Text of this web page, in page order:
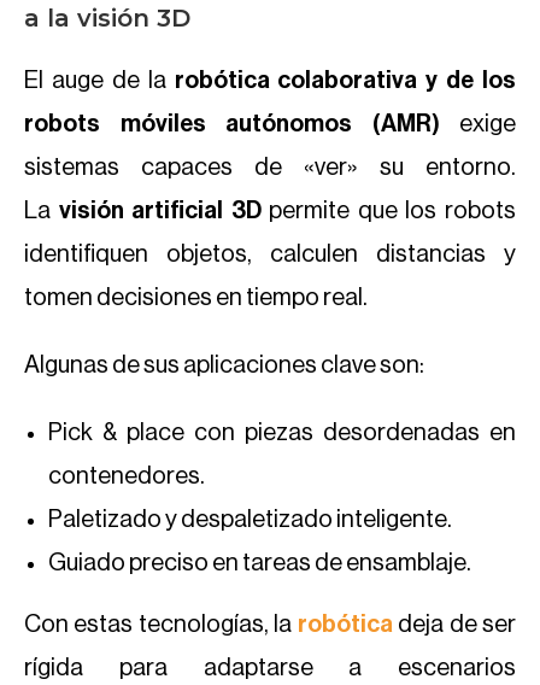
a la visión 3D
El auge de la robótica colaborativa y de los
robots móviles autónomos (AMR) exige
sistemas capaces de «ver» su entorno.
La visión artificial 3D permite que los robots
identifiquen objetos, calculen distancias y
tomen decisiones en tiempo real.
Algunas de sus aplicaciones clave son:
Pick & place con piezas desordenadas en
contenedores.
Paletizado y despaletizado inteligente.
Guiado preciso en tareas de ensamblaje.
Con estas tecnologías, la robótica deja de ser
rígida para adaptarse a escenarios